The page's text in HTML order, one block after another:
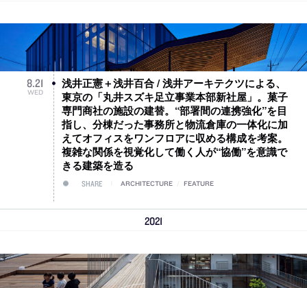
8.21
WED
浅井正憲＋浅井百合 / 浅井アーキテクツによる、
東京の「丸井スズキ足立事業本部新社屋」。菓子
専門商社の施設の建替。“部署間の連携強化”を目
指し、分棟だった事務所と物流倉庫の一体化に加
えてオフィスをワンフロアに収める構成を考案。
複雑な関係を視覚化して働く人が“協働”を意識で
きる建築を造る
SHARE ARCHITECTURE FEATURE
2021